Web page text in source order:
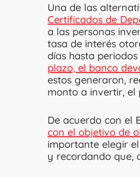
Una de las
Certificados de
a las personas
tasa de interés
días hasta
plazo, el banco
estos generaron,
monto a invertir, el
De acuerdo con el
con el objetivo de
importante elegir
y recordando que,